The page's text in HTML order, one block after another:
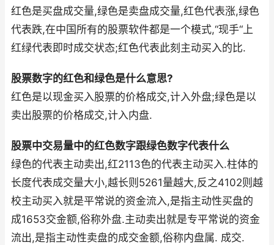
红色是买盘成交量,绿色是卖盘成交量,红色代表涨,绿色
代表跌,在中国所有的股票软件都是一个模式,“现手“上
红绿代表即时成交状态;红色代表此刻主动买入的比.
股票数字的红色和绿色是什么意思?
红色是以现金买入股票的价格成交,计入外盘;绿色是以
卖出股票的价格成交,计入内盘.
股票中交易量中的红色数字跟绿色数字代表什么
绿色的代表主动卖出,红2113色的代表主动买入.柱体的
长度代表成交量大小,越长则5261量越大,反之4102则越
校主动买入就是平常说的资金流入,是指主动性买盘的
成1653交金额,俗称外盘.主动卖出就是专平常说的资金
流出,是指主动性卖盘的成交金额,俗称内盘属. 成交.